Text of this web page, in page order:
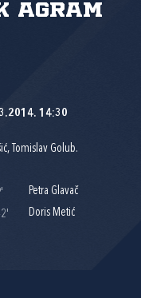
Agram
14:30
Tomislav Golub.
Petra Glavač
Doris Metić